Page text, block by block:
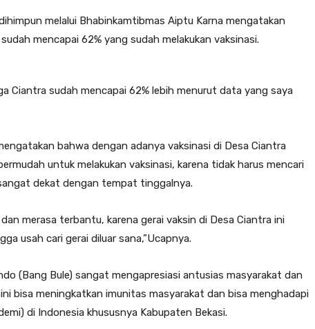
melalui Bhabinkamtibmas Aiptu Karna mengatakan
mencapai 62% yang sudah melakukan vaksinasi.
Ciantra sudah mencapai 62% lebih menurut data yang saya
bahwa dengan adanya vaksinasi di Desa Ciantra
untuk melakukan vaksinasi, karena tidak harus mencari
dekat dengan tempat tinggalnya.
merasa terbantu, karena gerai vaksin di Desa Ciantra ini
usah cari gerai diluar sana,”Ucapnya.
(Bang Bule) sangat mengapresiasi antusias masyarakat dan
bisa meningkatkan imunitas masyarakat dan bisa menghadapi
di Indonesia khususnya Kabupaten Bekasi.